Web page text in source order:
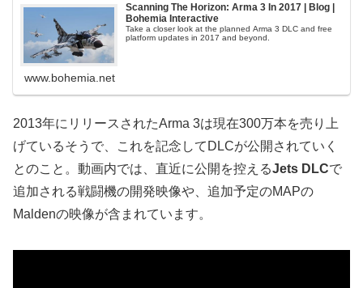
Scanning The Horizon: Arma 3 In 2017 | Blog |
Bohemia Interactive
Take a closer look at the planned Arma 3 DLC and free
platform updates in 2017 and beyond.
www.bohemia.net
2013年にリリースされたArma 3は現在300万本を売り上
げているそうで、これを記念してDLCが公開されていく
とのこと。動画内では、直近に公開を控えるJets DLCで
追加される戦闘機の開発映像や、追加予定のMAPの
Maldenの映像が含まれています。